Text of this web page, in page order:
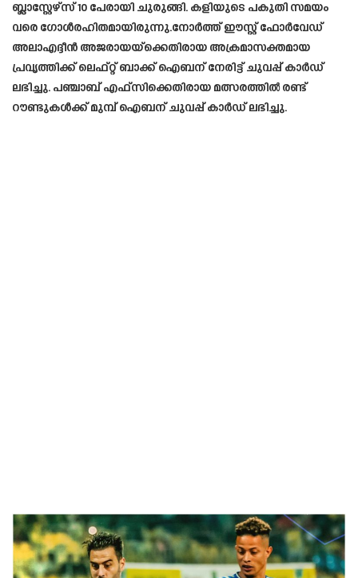
ബ്ലാസ്റ്റേഴ്‌സ് 10 പേരായി ചുരുങ്ങി. കളിയുടെ പകുതി സമയം
വരെ ഗോൾരഹിതമായിരുന്നു.നോർത്ത് ഈസ്റ്റ് ഫോർവേഡ്
അലാഎദ്ദീൻ അജരായയ്‌ക്കെതിരായ അക്രമാസക്തമായ
പ്രവൃത്തിക്ക് ലെഫ്റ്റ് ബാക്ക് ഐബന് നേരിട്ട് ചുവപ്പ് കാർഡ്
ലഭിച്ചു. പഞ്ചാബ് എഫ്‌സിക്കെതിരായ മത്സരത്തിൽ രണ്ട്
റൗണ്ടുകൾക്ക് മുമ്പ് ഐബന് ചുവപ്പ് കാർഡ് ലഭിച്ചു.